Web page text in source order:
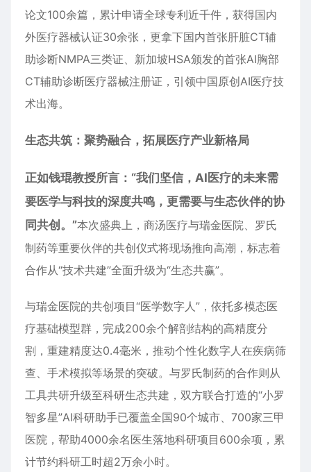
论文100余篇，累计申请全球专利近千件，获得国内
外医疗器械认证30余张，更拿下国内首张肝脏CT辅
助诊断NMPA三类证、新加坡HSA颁发的首张AI胸部
CT辅助诊断医疗器械注册证，引领中国原创AI医疗技
术出海。
生态共筑 ：聚势融合 ， 拓展医疗产业新格局
正如钱琨教授所言：“我们坚信，AI医疗的未来需
要医学与科技的深度共鸣，更需要与生态伙伴的协
同共创。”本次盛典上，商汤医疗与瑞金医院、罗氏
制药等重要伙伴的共创仪式将现场推向高潮，标志着
合作从“技术共建”全面升级为“生态共赢”。
与瑞金医院的共创项目“医学数字人”，依托多模态医
疗基础模型群，完成200余个解剖结构的高精度分
割，重建精度达0.4毫米，推动个性化数字人在疾病筛
查、手术模拟等场景的突破。与罗氏制药的合作则从
工具共研升级至科研生态共建，双方联合打造的“小罗
智多星”AI科研助手已覆盖全国90个城市、700家三甲
医院，帮助4000余名医生落地科研项目600余项，累
计节约科研工时超2万余小时。